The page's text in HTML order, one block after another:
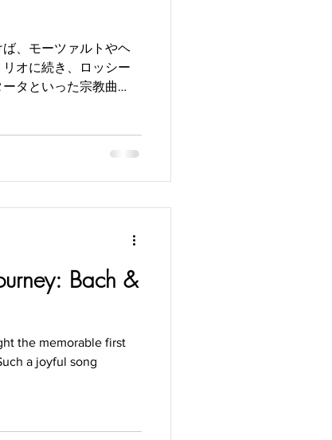
、モーツァルトやヘ
オに続き、ロッシー
タといった宗教曲
Bach &
the memorable first
a joyful song